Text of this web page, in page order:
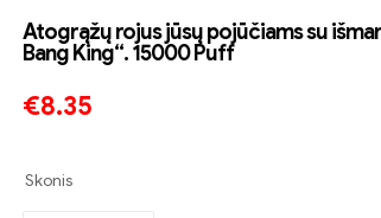
Atogrąžų rojus jūsų pojūčiams su
Bang King“. 15000 Puff
€8.35
Skonis